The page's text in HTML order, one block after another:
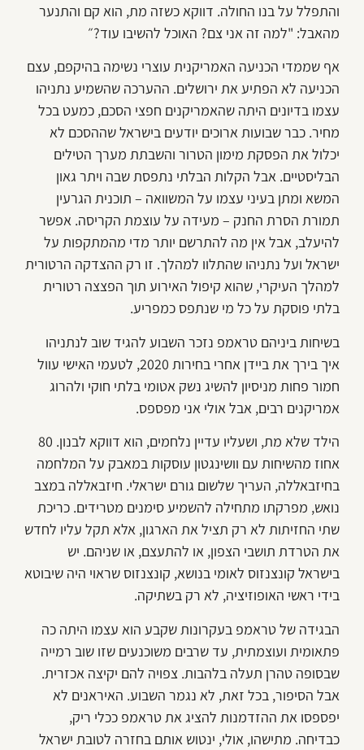
והתפלל על בנו החולה. דווקא כשזה מת, הוא קם והתנער
מהאבל: "למה זה אני צם? האוכל להשיבו עוד?״
אף שממדי הכניעה האמריקנית עוצרי נשימה בהיקפם, עצם
הכניעה לא הפתיע את ירושלים. ההערכה שהשמיע נתניהו
עצמו בדיונים היתה שהאמריקנים חפצי הסכם, כמעט בכל
מחיר. כבר שבועות ארוכים יודעים בישראל שההסכם לא
יכלול את הפסקת מימון הטרור והשבתת מערך הטילים
הבליסטיים. אבל הקלות הבלתי נתפסת שבה ויתר גאון
המשא ומתן בעיני עצמו על המשוואה – תוכנית הגרעין
תמורת הסרת החנק – מעידה על עוצמת הקריסה. אפשר
להיעלב, אבל אין מה להתרשם יותר מדי מהמתקפות על
ישראל ועל נתניהו שהתלוו למהלך. זו רק ההצדקה הרטורית
למהלך העיקרי, שהוא קיפול האירוע תוך הפצצה רטורית
בלתי פוסקת על כל מי שנתפס כמפריע.
בשיחות ביניהם טראמפ נזכר השבוע להגיד שוב לנתניהו
איך בירך את ביידן אחרי בחירות 2020, לטעמי האישי עוול
חמור פחות מניסיון להשיג נשק אטומי בלתי חוקי ולהרוג
אמריקנים רבים, אבל אולי אני מפספס.
הילד שלא מת, ושעליו עדיין נלחמים, הוא דווקא לבנון. 80
אחוז מהשיחות עם וושינגטון עוסקות במאבק על המלחמה
בחיזבאללה, העריך שלשום גורם ישראלי. חיזבאללה במצב
נואש, מפרקתו מתחילה להשמיע סימנים מטרידים. כריכת
שתי החזיתות לא רק תציל את הארגון, אלא תקל עליו לחדש
את הטרדת תושבי הצפון, או להתעצם, או שניהם. יש
בישראל קונצנזוס לאומי בנושא, קונצנזוס שראוי היה שיבוטא
בידי ראשי האופוזיציה, לא רק בשתיקה.
הבגידה של טראמפ בעקרונות שקבע הוא עצמו היתה כה
פתאומית ועוצמתית, עד שרבים משוכנעים שזו שוב רמייה
שבסופה טהרן תעלה בלהבות. צפויה להם יקיצה אכזרית.
אבל הסיפור, בכל זאת, לא נגמר השבוע. האיראנים לא
יפספסו את ההזדמנות להציג את טראמפ ככלי ריק,
כבדיחה. מתישהו, אולי, ינטוש אותם בחזרה לטובת ישראל